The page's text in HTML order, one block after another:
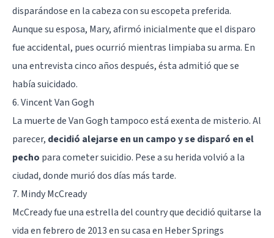
disparándose en la cabeza con su escopeta preferida.
Aunque su esposa, Mary, afirmó inicialmente que el disparo
fue accidental, pues ocurrió mientras limpiaba su arma. En
una entrevista cinco años después, ésta admitió que se
había suicidado.
6. Vincent Van Gogh
La muerte de Van Gogh tampoco está exenta de misterio. Al
parecer, decidió alejarse en un campo y se disparó en el
pecho para cometer suicidio. Pese a su herida volvió a la
ciudad, donde murió dos días más tarde.
7. Mindy McCready
McCready fue una estrella del country que decidió quitarse la
vida en febrero de 2013 en su casa en Heber Springs